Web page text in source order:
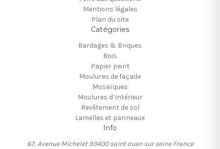
Mentions légales
Plan du site
Catégories
Bardages & Briques
Bois
Papier peint
Moulures de façade
Mosaïques
Moulures d’Intérieur
Revêtement de sol
Lamelles et panneaux
Info
67, Avenue Michelet 93400 saint ouen sur seine France